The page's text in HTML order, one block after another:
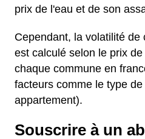
prix de l'eau et de son
Cependant, la volatilité de
est calculé selon le prix
chaque commune en
facteurs comme le type
appartement).
Souscrire à un